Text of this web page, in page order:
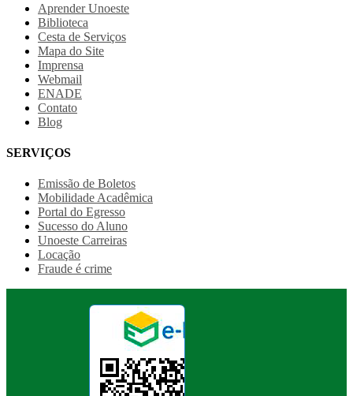
Aprender Unoeste
Biblioteca
Cesta de Serviços
Mapa do Site
Imprensa
Webmail
ENADE
Contato
Blog
SERVIÇOS
Emissão de Boletos
Mobilidade Acadêmica
Portal do Egresso
Sucesso do Aluno
Unoeste Carreiras
Locação
Fraude é crime